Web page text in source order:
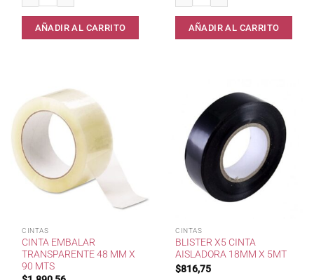
AÑADIR AL CARRITO AÑADIR AL CARRITO
CINTAS
CINTA EMBALAR
TRANSPARENTE 48 MM X
90 MTS
CINTAS
BLISTER X5 CINTA
AISLADORA 18MM X 5MT
$816,75